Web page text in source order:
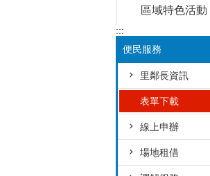
區域特色活動
:::
便民服務
里鄰長資訊
表單下載
線上申辦
場地租借